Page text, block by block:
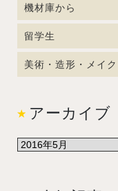
機材庫から
留学生
美術・造形・メイク
アーカイブ